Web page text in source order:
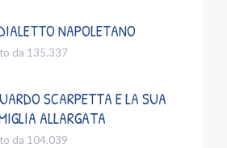
NAPOLETANO
da 135.337
SCARPETTA E LA SUA
ALLARGATA
da 104.039